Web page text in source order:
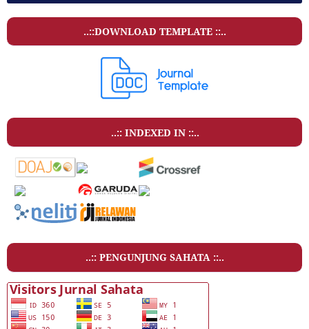
..::DOWNLOAD TEMPLATE ::..
..:: INDEXED IN ::..
..:: PENGUNJUNG SAHATA ::..